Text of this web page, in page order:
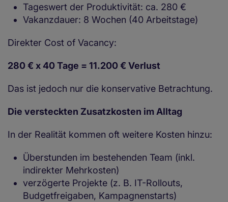
Tageswert der Produktivität: ca. 280 €
Vakanzdauer: 8 Wochen (40 Arbeitstage)
Direkter Cost of Vacancy:
280 € x 40 Tage = 11.200 € Verlust
Das ist jedoch nur die konservative Betrachtung.
Die versteckten Zusatzkosten im Alltag
In der Realität kommen oft weitere Kosten hinzu:
Überstunden im bestehenden Team (inkl.
indirekter Mehrkosten)
verzögerte Projekte (z. B. IT-Rollouts,
Budgetfreigaben, Kampagnenstarts)